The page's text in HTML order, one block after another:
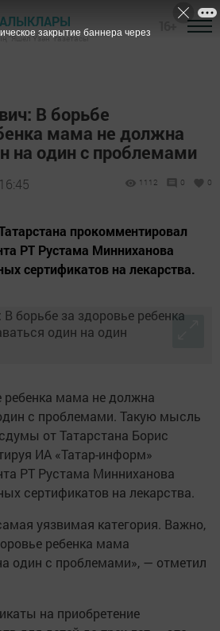
"Яшел Үзән" газетасы
В борьбе
мама не должна
на один с проблемами
1112 0 0
прокомментировал
РТ Рустама Минниханова
сертификатов на лекарства.
ребенка мама не должна
с проблемами. Такую мысль
от Татарстана Борис
ИА «Татар-информ»
РТ Рустама Минниханова
сертификатов на лекарства.
уязвимая категория. Важно,
ребенка мама
один с проблемами», — отметил
на приобретение
закрытие баннера через